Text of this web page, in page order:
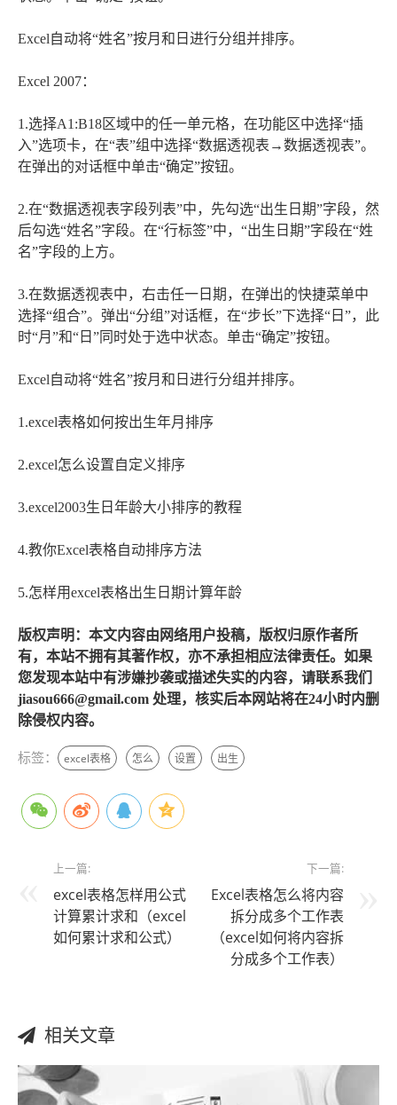
Excel自动将“姓名”按月和日进行分组并排序。
Excel 2007：
1.选择A1:B18区域中的任一单元格，在功能区中选择“插
入”选项卡，在“表”组中选择“数据透视表→数据透视表”。
在弹出的对话框中单击“确定”按钮。
2.在“数据透视表字段列表”中，先勾选“出生日期”字段，然
后勾选“姓名”字段。在“行标签”中，“出生日期”字段在“姓
名”字段的上方。
3.在数据透视表中，右击任一日期，在弹出的快捷菜单中
选择“组合”。弹出“分组”对话框，在“步长”下选择“日”，此
时“月”和“日”同时处于选中状态。单击“确定”按钮。
Excel自动将“姓名”按月和日进行分组并排序。
1.excel表格如何按出生年月排序
2.excel怎么设置自定义排序
3.excel2003生日年龄大小排序的教程
4.教你Excel表格自动排序方法
5.怎样用excel表格出生日期计算年龄
版权声明：本文内容由网络用户投稿，版权归原作者所
有，本站不拥有其著作权，亦不承担相应法律责任。如果
您发现本站中有涉嫌抄袭或描述失实的内容，请联系我们
jiasou666@gmail.com 处理，核实后本网站将在24小时内删
除侵权内容。
标签： excel表格 怎么 设置 出生
上一篇:
excel表格怎样用公式
计算累计求和（excel
如何累计求和公式）
下一篇:
Excel表格怎么将内容
拆分成多个工作表
（excel如何将内容拆
分成多个工作表）
相关文章